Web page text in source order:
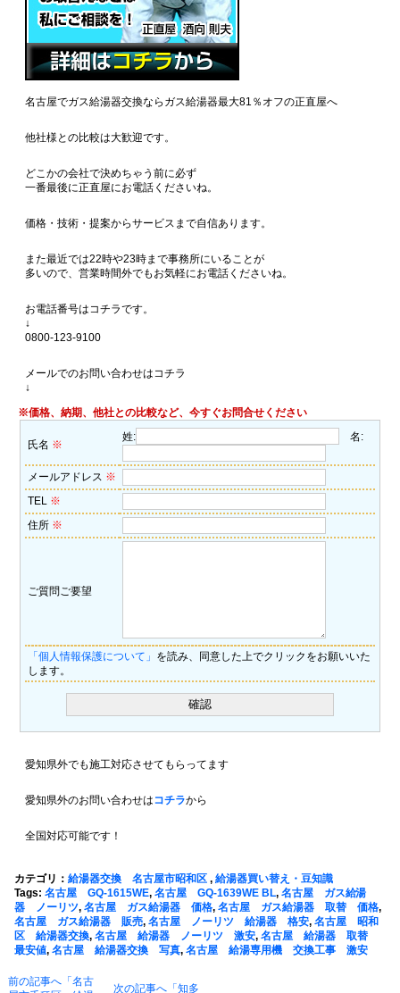
名古屋でガス給湯器交換ならガス給湯器最大81％オフの正直屋へ
他社様との比較は大歓迎です。
どこかの会社で決めちゃう前に必ず
一番最後に正直屋にお電話くださいね。
価格・技術・提案からサービスまで自信あります。
また最近では22時や23時まで事務所にいることが
多いので、営業時間外でもお気軽にお電話くださいね。
お電話番号はコチラです。
↓
0800-123-9100
メールでのお問い合わせはコチラ
↓
※価格、納期、他社との比較など、今すぐお問合せください
氏名 ※
姓: 名:
メールアドレス ※
TEL ※
住所 ※
ご質問ご要望
「個人情報保護について」 を読み、同意した上でクリックをお願いいた
します。
愛知県外でも施工対応させてもらってます
愛知県外のお問い合わせはコチラから
全国対応可能です！
カテゴリ： 給湯器交換 名古屋市昭和区, 給湯器買い替え・豆知識
Tags: 名古屋 GQ-1615WE, 名古屋 GQ-1639WE BL, 名古屋 ガス給湯
器 ノーリツ, 名古屋 ガス給湯器 価格, 名古屋 ガス給湯器 取替 価格,
名古屋 ガス給湯器 販売, 名古屋 ノーリツ 給湯器 格安, 名古屋 昭和
区 給湯器交換, 名古屋 給湯器 ノーリツ 激安, 名古屋 給湯器 取替
最安値, 名古屋 給湯器交換 写真, 名古屋 給湯専用機 交換工事 激安
前の記事へ「名古
次の記事へ「知多